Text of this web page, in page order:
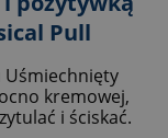
Pull
Uśmiechnięty
kremowej,
i ściskać.